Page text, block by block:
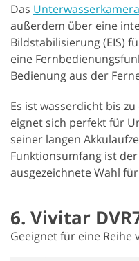
Das
außerdem über eine
Bildstabilisierung (EIS)
eine
Bedienung aus der
Es ist wasserdicht bis
eignet sich perfekt für
seiner langen
Funktionsumfang ist der
ausgezeichnete Wahl
6. Vivitar
Geeignet für eine Reihe